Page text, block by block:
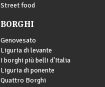
Street food
BORGHI
Genovesato
Liguria di levante
I borghi più belli d'Italia
Liguria di ponente
Quattro Borghi